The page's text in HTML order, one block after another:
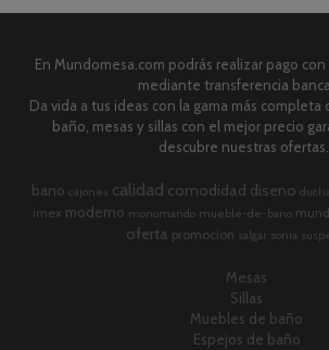
En Mundomesa.com podrás realizar pago
mediante transferencia
Da vida a tus ideas con la gama más
baño, mesas y sillas con el mejor precio
descubre nuestras ofertas.
bano cajones calidad comodidad diseno ducha
imex moderno monomando mueble-de-bano
oferta promocion salgar sonia
Mesas
Sillas
Muebles de baño
Espejos de baño